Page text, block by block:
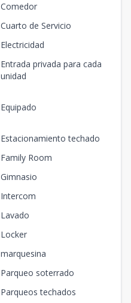
Comedor
Cuarto de Servicio
Electricidad
Entrada privada para cada
unidad
Equipado
Estacionamiento techado
Family Room
Gimnasio
Intercom
Lavado
Locker
marquesina
Parqueo soterrado
Parqueos techados